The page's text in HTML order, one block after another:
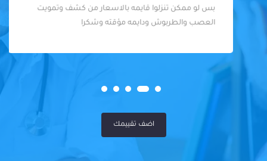
بس لو ممكن تنزلوا قايمه بالاسعار من كشف وتمويت
العصب والطربوش ودايمه مؤقته وشكرا
اضف تقييمك